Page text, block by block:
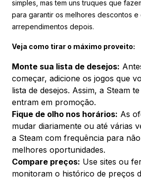
simples, mas tem uns truques que
para garantir os melhores descontos e
arrependimentos depois.
Veja como tirar o máximo proveito:
Monte sua lista de desejos:
começar, adicione os jogos que
lista de desejos. Assim, a Steam
entram em promoção.
Fique de olho nos horários: As
mudar diariamente ou até várias
a Steam com frequência para
melhores oportunidades.
Compare preços: Use sites ou
monitoram o histórico de preços